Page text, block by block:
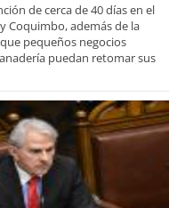
de cerca de 40 días en el
Coquimbo, además de la
pequeños negocios
puedan retomar sus